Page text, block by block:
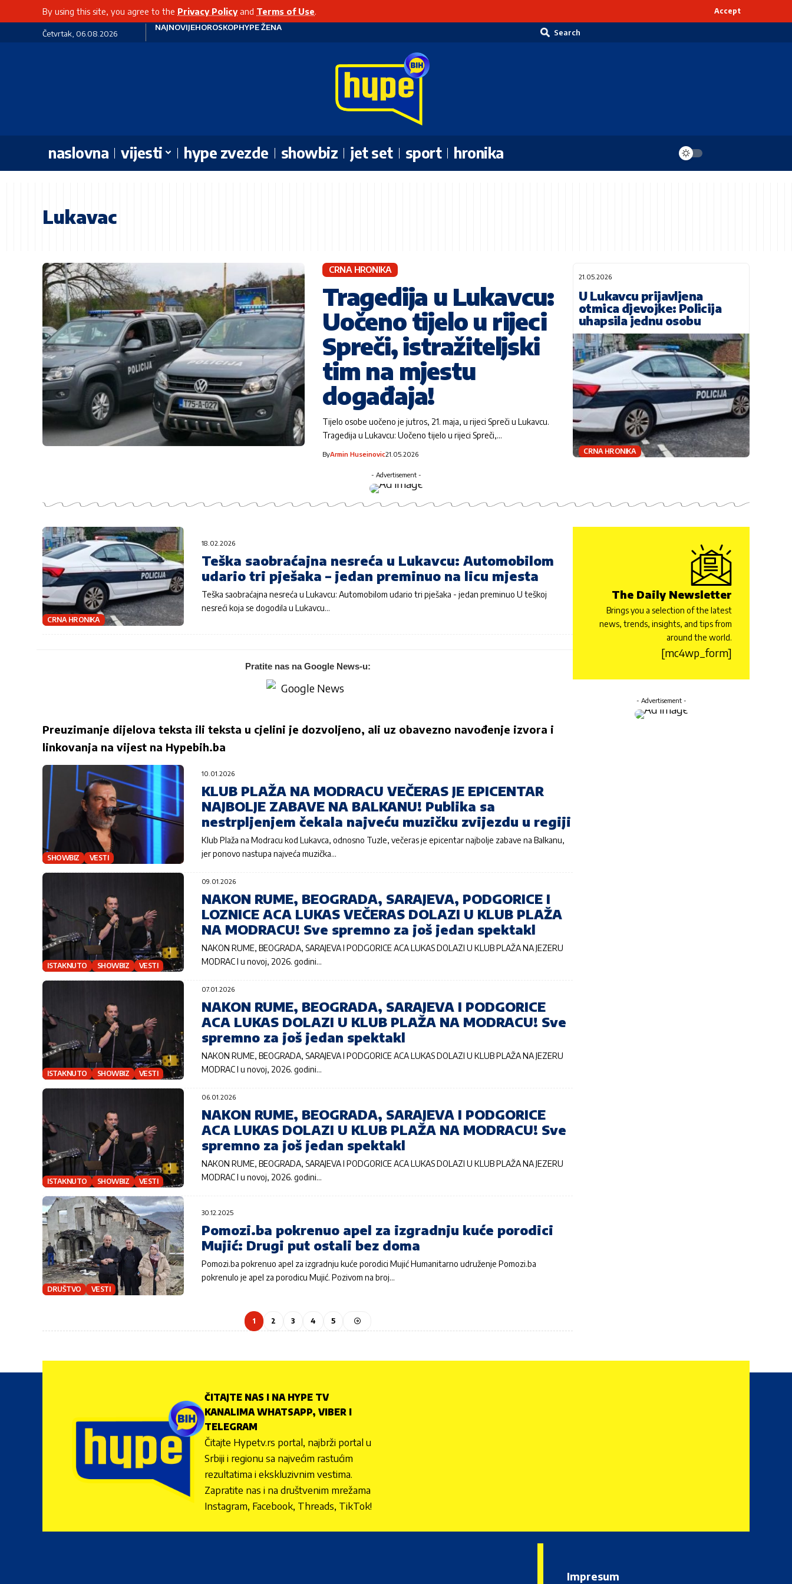
By using this site, you agree to the Privacy Policyand Terms of Use. Accept
Četvrtak, 06.08.2026
NAJNOVIJEHOROSKOPHYPE ŽENA
Search
naslovna vijesti hype zvezde showbiz jet set sport hronika
Lukavac
CRNA HRONIKA
Tragedija u Lukavcu:
Uočeno tijelo u rijeci
Spreči, istražiteljski
tim na mjestu
događaja!
Tijelo osobe uočeno je jutros, 21. maja, u rijeci Spreči u Lukavcu.
Tragedija u Lukavcu: Uočeno tijelo u rijeci Spreči,…
ByArmin Huseinovic21.05.2026
21.05.2026
U Lukavcu prijavljena
otmica djevojke: Policija
uhapsila jednu osobu
CRNA HRONIKA
- Advertisement -
CRNA HRONIKA
18.02.2026
Teška saobraćajna nesreća u Lukavcu: Automobilom
udario tri pješaka – jedan preminuo na licu mjesta
Teška saobraćajna nesreća u Lukavcu: Automobilom udario tri pješaka - jedan preminuo U teškoj
nesreći koja se dogodila u Lukavcu…
Pratite nas na Google News-u:
Preuzimanje dijelova teksta ili teksta u cjelini je dozvoljeno, ali uz obavezno navođenje izvora i
linkovanja na vijest na Hypebih.ba
SHOWBIZ VESTI
10.01.2026
KLUB PLAŽA NA MODRACU VEČERAS JE EPICENTAR
NAJBOLJE ZABAVE NA BALKANU! Publika sa
nestrpljenjem čekala najveću muzičku zvijezdu u regiji
Klub Plaža na Modracu kod Lukavca, odnosno Tuzle, večeras je epicentar najbolje zabave na Balkanu,
jer ponovo nastupa najveća muzička…
ISTAKNUTO SHOWBIZ VESTI
09.01.2026
NAKON RUME, BEOGRADA, SARAJEVA, PODGORICE I
LOZNICE ACA LUKAS VEČERAS DOLAZI U KLUB PLAŽA
NA MODRACU! Sve spremno za još jedan spektakl
NAKON RUME, BEOGRADA, SARAJEVA I PODGORICE ACA LUKAS DOLAZI U KLUB PLAŽA NA JEZERU
MODRAC I u novoj, 2026. godini…
ISTAKNUTO SHOWBIZ VESTI
07.01.2026
NAKON RUME, BEOGRADA, SARAJEVA I PODGORICE
ACA LUKAS DOLAZI U KLUB PLAŽA NA MODRACU! Sve
spremno za još jedan spektakl
NAKON RUME, BEOGRADA, SARAJEVA I PODGORICE ACA LUKAS DOLAZI U KLUB PLAŽA NA JEZERU
MODRAC I u novoj, 2026. godini…
ISTAKNUTO SHOWBIZ VESTI
06.01.2026
NAKON RUME, BEOGRADA, SARAJEVA I PODGORICE
ACA LUKAS DOLAZI U KLUB PLAŽA NA MODRACU! Sve
spremno za još jedan spektakl
NAKON RUME, BEOGRADA, SARAJEVA I PODGORICE ACA LUKAS DOLAZI U KLUB PLAŽA NA JEZERU
MODRAC I u novoj, 2026. godini…
DRUŠTVO VESTI
30.12.2025
Pomozi.ba pokrenuo apel za izgradnju kuće porodici
Mujić: Drugi put ostali bez doma
Pomozi.ba pokrenuo apel za izgradnju kuće porodici Mujić Humanitarno udruženje Pomozi.ba
pokrenulo je apel za porodicu Mujić. Pozivom na broj…
1 2 3 4 5
The Daily Newsletter
Brings you a selection of the latest
news, trends, insights, and tips from
around the world.
[mc4wp_form]
- Advertisement -
ČITAJTE NAS I NA HYPE TV
KANALIMA WHATSAPP, VIBER I
TELEGRAM
Čitajte Hypetv.rs portal, najbrži portal u
Srbiji i regionu sa najvećim rastućim
rezultatima i ekskluzivnim vestima.
Zapratite nas i na društvenim mrežama
Instagram, Facebook, Threads, TikTok!
Impresum